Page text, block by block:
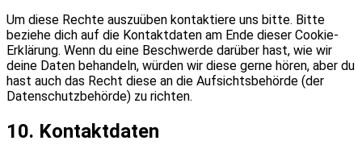
Um diese Rechte auszuüben kontaktiere uns bitte. Bitte
beziehe dich auf die Kontaktdaten am Ende dieser Cookie-
Erklärung. Wenn du eine Beschwerde darüber hast, wie wir
deine Daten behandeln, würden wir diese gerne hören, aber du
hast auch das Recht diese an die Aufsichtsbehörde (der
Datenschutzbehörde) zu richten.
10. Kontaktdaten